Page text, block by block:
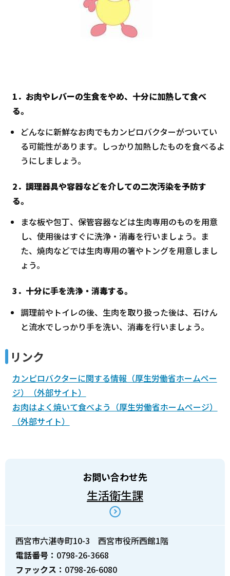
1．お肉やレバーの生食をやめ、十分に加熱して食べ
る。
どんなに新鮮なお肉でもカンピロバクターがついてい
る可能性があります。しっかり加熱したものを食べるよ
うにしましょう。
2．調理器具や容器などを介しての二次汚染を予防す
る。
まな板や包丁、保管容器などは生肉専用のものを用意
し、使用後はすぐに洗浄・消毒を行いましょう。ま
た、焼肉などでは生肉専用の箸やトングを用意しまし
ょう。
3．十分に手を洗浄・消毒する。
調理前やトイレの後、生肉を取り扱った後は、石けん
と流水でしっかり手を洗い、消毒を行いましょう。
リンク
カンピロバクターに関する情報（厚生労働省ホームペー
ジ）（外部サイト）
お肉はよく焼いて食べよう（厚生労働省ホームページ）
（外部サイト）
お問い合わせ先
生活衛生課
西宮市六湛寺町10-3 西宮市役所西館1階
電話番号： 0798-26-3668
ファックス： 0798-26-6080